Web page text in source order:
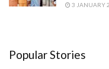
3 JANUARY
Popular Stories